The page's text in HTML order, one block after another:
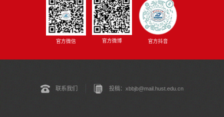
官方微信 官方微博 官方抖音
联系我们 投稿：xbbjb@mail.hust.edu.cn